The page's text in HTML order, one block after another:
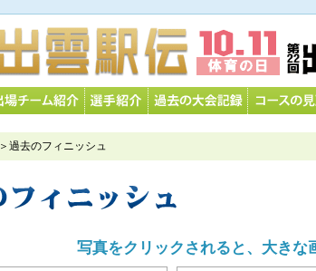
＞過去のフィニッシュ
写真をクリックされると、大きな